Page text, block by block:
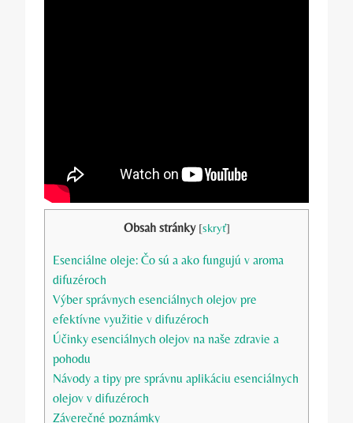
Obsah stránky [skryť]
Esenciálne oleje: Čo sú a ako fungujú v aroma
difuzéroch
Výber správnych esenciálnych olejov pre
efektívne využitie v difuzéroch
Účinky esenciálnych olejov na naše zdravie a
pohodu
Návody a tipy pre správnu aplikáciu esenciálnych
olejov v difuzéroch
Záverečné poznámky